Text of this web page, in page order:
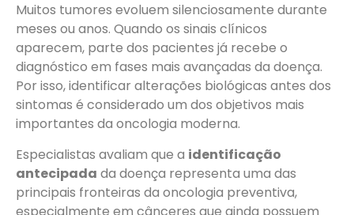
Muitos tumores evoluem silenciosamente durante
meses ou anos. Quando os sinais clínicos
aparecem, parte dos pacientes já recebe o
diagnóstico em fases mais avançadas da doença.
Por isso, identificar alterações biológicas antes dos
sintomas é considerado um dos objetivos mais
importantes da oncologia moderna.
Especialistas avaliam que a identificação
antecipada da doença representa uma das
principais fronteiras da oncologia preventiva,
especialmente em cânceres que ainda possuem